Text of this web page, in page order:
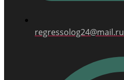
regressolog24@mail.ru